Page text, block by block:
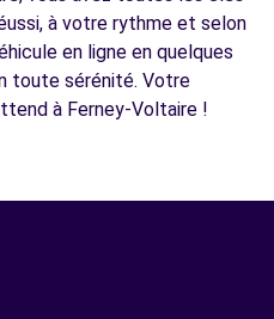
à votre rythme et selon
en ligne en quelques
toute sérénité. Votre
à Ferney-Voltaire !